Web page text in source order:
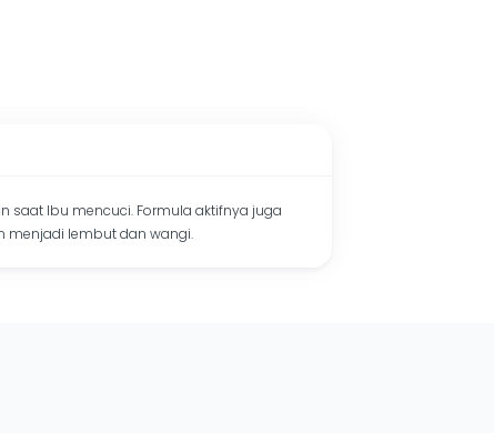
saat Ibu mencuci. Formula aktifnya juga
menjadi lembut dan wangi.